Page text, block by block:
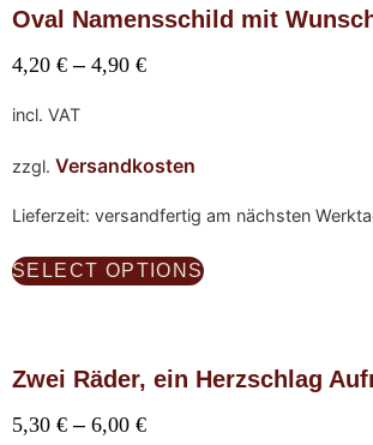
Oval Namensschild mit
4,20 € – 4,90 €
incl. VAT
zzgl. Versandkosten
Lieferzeit: versandfertig am nächsten
SELECT OPTIONS
Zwei Räder, ein Herzschlag
5,30 € – 6,00 €